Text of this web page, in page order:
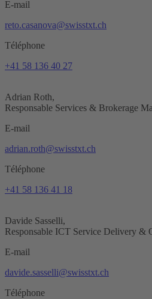
E-mail
reto.casanova@swisstxt.ch
Téléphone
+41 58 136 40 27
Adrian Roth,
Responsable Services & Brokerage
E-mail
adrian.roth@swisstxt.ch
Téléphone
+41 58 136 41 18
Davide Sasselli,
Responsable ICT Service Delivery &
E-mail
davide.sasselli@swisstxt.ch
Téléphone